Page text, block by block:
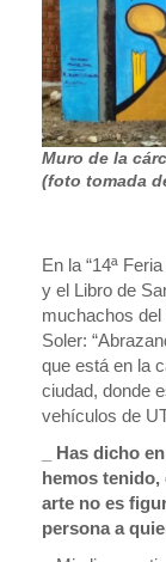
Muro de la
(foto tomada
En la “14ª
y el Libro de
muchachos del
Soler:
que está en la
ciudad, donde
vehículos de
_ Has dicho
hemos tenido,
arte no es
persona a